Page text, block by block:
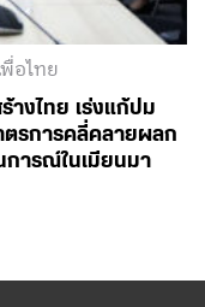
อไทย
างไทย เร่งแก้ปม
รการคลี่คลายผลก
ารณ์ในเมียนมา